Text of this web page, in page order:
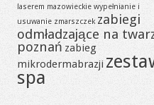
laserem mazowieckie wypełnianie i
usuwanie zmarszczek zabiegi
odmładzające na
poznań zabieg
mikrodermabrazji
spa